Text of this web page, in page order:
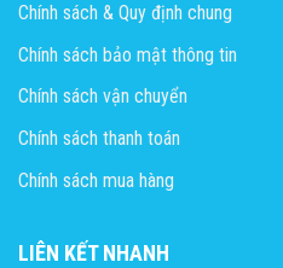
Chính sách & Quy định chung
Chính sách bảo mật thông tin
Chính sách vận chuyển
Chính sách thanh toán
Chính sách mua hàng
LIÊN KẾT NHANH